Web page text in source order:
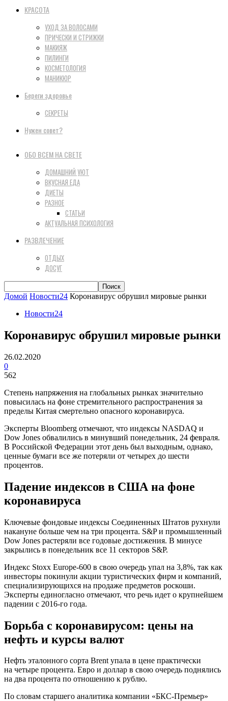
КРАСОТА
УХОД ЗА ВОЛОСАМИ
ПРИЧЕСКИ И СТРИЖКИ
МАКИЯЖ
ПИЛИНГИ
КОСМЕТОЛОГИЯ
МАНИКЮР
Береги здоровье
СЕКРЕТЫ
Нужен совет?
ОБО ВСЕМ НА СВЕТЕ
ДОМАШНИЙ УЮТ
ВКУСНАЯ ЕДА
ДИЕТЫ
РАЗНОЕ
СТАТЬИ
АКТУАЛЬНАЯ ПСИХОЛОГИЯ
РАЗВЛЕЧЕНИЕ
ОТДЫХ
ДОСУГ
Домой Новости24 Коронавирус обрушил мировые рынки
Новости24
Коронавирус обрушил мировые рынки
26.02.2020
0
562
Степень напряжения на глобальных рынках значительно
повысилась на фоне стремительного распространения за
пределы Китая смертельно опасного коронавируса.
Эксперты Bloomberg отмечают, что индексы NASDAQ и
Dow Jones обвалились в минувший понедельник, 24 февраля.
В Российской Федерации этот день был выходным, однако,
ценные бумаги все же потеряли от четырех до шести
процентов.
Падение индексов в США на фоне
коронавируса
Ключевые фондовые индексы Соединенных Штатов рухнули
накануне больше чем на три процента. S&P и промышленный
Dow Jones растеряли все годовые достижения. В минусе
закрылись в понедельник все 11 секторов S&P.
Индекс Stoxx Europe-600 в свою очередь упал на 3,8%, так как
инвесторы покинули акции туристических фирм и компаний,
специализирующихся на продаже предметов роскоши.
Эксперты единогласно отмечают, что речь идет о крупнейшем
падении с 2016-го года.
Борьба с коронавирусом: цены на
нефть и курсы валют
Нефть эталонного сорта Brent упала в цене практически
на четыре процента. Евро и доллар в свою очередь поднялись
на два процента по отношению к рублю.
По словам старшего аналитика компании «БКС-Премьер»